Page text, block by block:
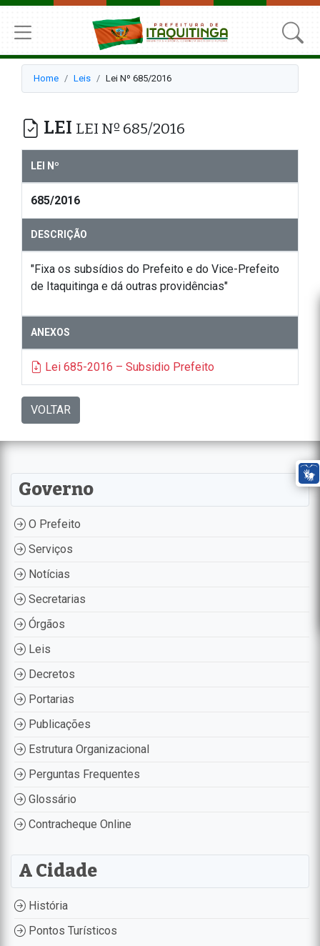
Home Leis Lei Nº 685/2016
LEI LEI Nº 685/2016
LEI Nº
685/2016
DESCRIÇÃO
"Fixa os subsídios do Prefeito e do Vice-Prefeito
de Itaquitinga e dá outras providências"
ANEXOS
Lei 685-2016 – Subsidio Prefeito
VOLTAR
Governo
O Prefeito
Serviços
Notícias
Secretarias
Órgãos
Leis
Decretos
Portarias
Publicações
Estrutura Organizacional
Perguntas Frequentes
Glossário
Contracheque Online
A Cidade
História
Pontos Turísticos